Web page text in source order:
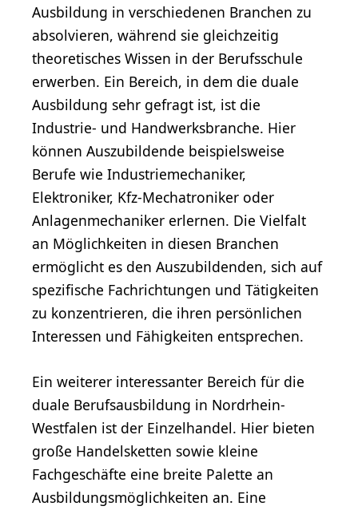
Ausbildung in verschiedenen Branchen zu
absolvieren, während sie gleichzeitig
theoretisches Wissen in der Berufsschule
erwerben. Ein Bereich, in dem die duale
Ausbildung sehr gefragt ist, ist die
Industrie- und Handwerksbranche. Hier
können Auszubildende beispielsweise
Berufe wie Industriemechaniker,
Elektroniker, Kfz-Mechatroniker oder
Anlagenmechaniker erlernen. Die Vielfalt
an Möglichkeiten in diesen Branchen
ermöglicht es den Auszubildenden, sich auf
spezifische Fachrichtungen und Tätigkeiten
zu konzentrieren, die ihren persönlichen
Interessen und Fähigkeiten entsprechen.
Ein weiterer interessanter Bereich für die
duale Berufsausbildung in Nordrhein-
Westfalen ist der Einzelhandel. Hier bieten
große Handelsketten sowie kleine
Fachgeschäfte eine breite Palette an
Ausbildungsmöglichkeiten an. Eine